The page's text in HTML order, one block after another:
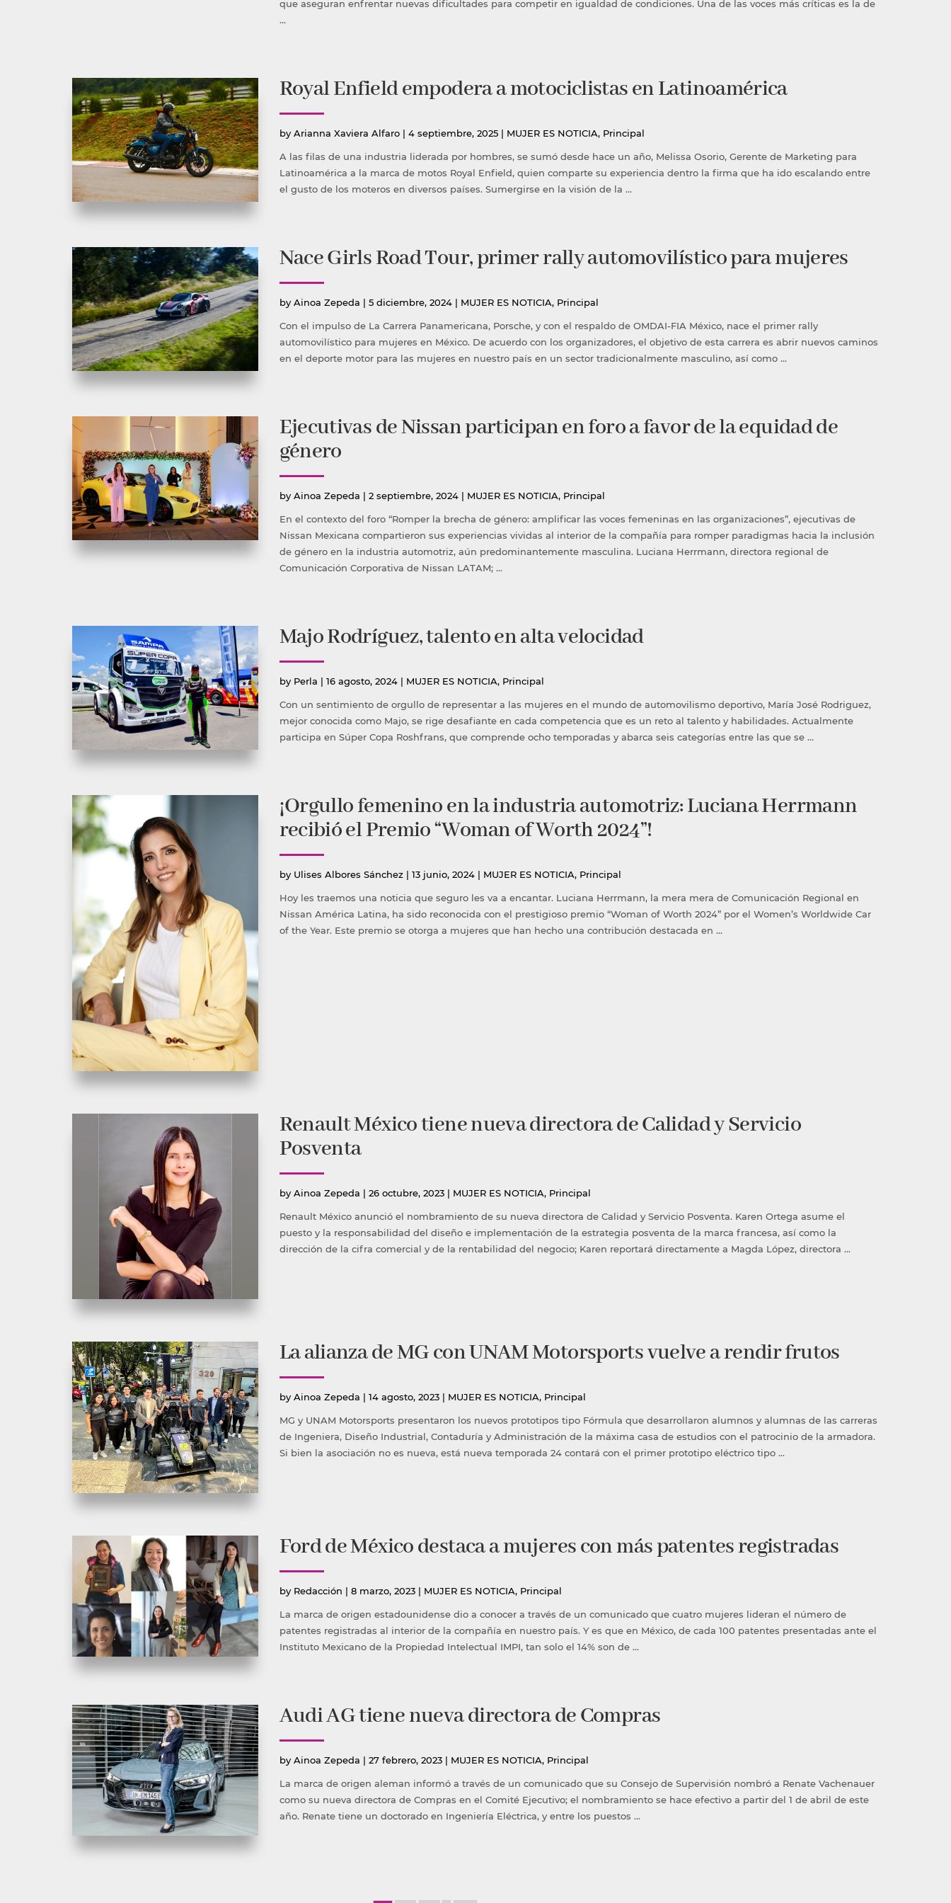
que aseguran enfrentar nuevas dificultades para competir en igualdad de condiciones. Una de las voces más críticas es la de
…
Royal Enfield empodera a motociclistas en Latinoamérica
by Publicado
Arianna Xaviera Alfaro | 4 septiembre, 2025| Publicada
MUJER ES NOTICIA, Principal
A las filas de una industria liderada por hombres, se sumó desde hace un año, Melissa Osorio, Gerente de Marketing para
Latinoamérica a la marca de motos Royal Enfield, quien comparte su experiencia dentro la firma que ha ido escalando entre
el gusto de los moteros en diversos países. Sumergirse en la visión de la …
Nace Girls Road Tour, primer rally automovilístico para mujeres
by Publicado
Ainoa Zepeda | 5 diciembre, 2024| Publicada
MUJER ES NOTICIA, Principal
Con el impulso de La Carrera Panamericana, Porsche, y con el respaldo de OMDAI-FIA México, nace el primer rally
automovilístico para mujeres en México. De acuerdo con los organizadores, el objetivo de esta carrera es abrir nuevos caminos
en el deporte motor para las mujeres en nuestro país en un sector tradicionalmente masculino, así como …
Ejecutivas de Nissan participan en foro a favor de la equidad de
género
by Publicado
Ainoa Zepeda | 2 septiembre, 2024| Publicada
MUJER ES NOTICIA, Principal
En el contexto del foro “Romper la brecha de género: amplificar las voces femeninas en las organizaciones”, ejecutivas de
Nissan Mexicana compartieron sus experiencias vividas al interior de la compañía para romper paradigmas hacia la inclusión
de género en la industria automotriz, aún predominantemente masculina. Luciana Herrmann, directora regional de
Comunicación Corporativa de Nissan LATAM; …
Majo Rodríguez, talento en alta velocidad
by Publicado
Perla | 16 agosto, 2024| Publicada
MUJER ES NOTICIA, Principal
Con un sentimiento de orgullo de representar a las mujeres en el mundo de automovilismo deportivo, María José Rodriguez,
mejor conocida como Majo, se rige desafiante en cada competencia que es un reto al talento y habilidades. Actualmente
participa en Súper Copa Roshfrans, que comprende ocho temporadas y abarca seis categorías entre las que se …
¡Orgullo femenino en la industria automotriz: Luciana Herrmann
recibió el Premio “Woman of Worth 2024”!
by Publicado
Ulises Albores Sánchez | 13 junio, 2024| Publicada
MUJER ES NOTICIA, Principal
Hoy les traemos una noticia que seguro les va a encantar. Luciana Herrmann, la mera mera de Comunicación Regional en
Nissan América Latina, ha sido reconocida con el prestigioso premio “Woman of Worth 2024” por el Women’s Worldwide Car
of the Year. Este premio se otorga a mujeres que han hecho una contribución destacada en …
Renault México tiene nueva directora de Calidad y Servicio
Posventa
by Publicado
Ainoa Zepeda | 26 octubre, 2023| Publicada
MUJER ES NOTICIA, Principal
Renault México anunció el nombramiento de su nueva directora de Calidad y Servicio Posventa. Karen Ortega asume el
puesto y la responsabilidad del diseño e implementación de la estrategia posventa de la marca francesa, así como la
dirección de la cifra comercial y de la rentabilidad del negocio; Karen reportará directamente a Magda López, directora …
La alianza de MG con UNAM Motorsports vuelve a rendir frutos
by Publicado
Ainoa Zepeda | 14 agosto, 2023| Publicada
MUJER ES NOTICIA, Principal
MG y UNAM Motorsports presentaron los nuevos prototipos tipo Fórmula que desarrollaron alumnos y alumnas de las carreras
de Ingeniera, Diseño Industrial, Contaduría y Administración de la máxima casa de estudios con el patrocinio de la armadora.
Si bien la asociación no es nueva, está nueva temporada 24 contará con el primer prototipo eléctrico tipo …
Ford de México destaca a mujeres con más patentes registradas
by Publicado
Redacción | 8 marzo, 2023| Publicada
MUJER ES NOTICIA, Principal
La marca de origen estadounidense dio a conocer a través de un comunicado que cuatro mujeres lideran el número de
patentes registradas al interior de la compañía en nuestro país. Y es que en México, de cada 100 patentes presentadas ante el
Instituto Mexicano de la Propiedad Intelectual IMPI, tan solo el 14% son de …
Audi AG tiene nueva directora de Compras
by Publicado
Ainoa Zepeda | 27 febrero, 2023| Publicada
MUJER ES NOTICIA, Principal
La marca de origen aleman informó a través de un comunicado que su Consejo de Supervisión nombró a Renate Vachenauer
como su nueva directora de Compras en el Comité Ejecutivo; el nombramiento se hace efectivo a partir del 1 de abril de este
año. Renate tiene un doctorado en Ingeniería Eléctrica, y entre los puestos …